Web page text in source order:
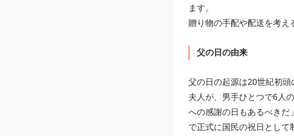
ます。
贈り物の手配や配送を考え
父の日の由来
父の日の起源は20世紀初
夫人が、男手ひとつで6人
への感謝の日もあるべきだ
で正式に国民の祝日として